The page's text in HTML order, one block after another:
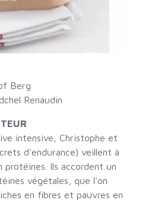
Berg
Renaudin
intensive, Christophe et
d'endurance) veillent à
Ils accordent un
végétales, que l'on
en fibres et pauvres en